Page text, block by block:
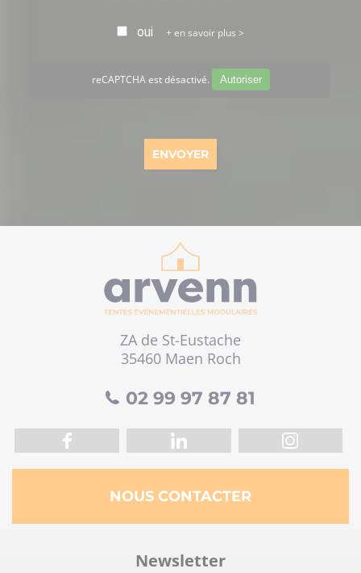
oui en savoir plus >
reCAPTCHA est désactivé. Autoriser
ZA de St-Eustache
35460 Maen Roch
02 99 97 87 81
NOUS CONTACTER
Newsletter